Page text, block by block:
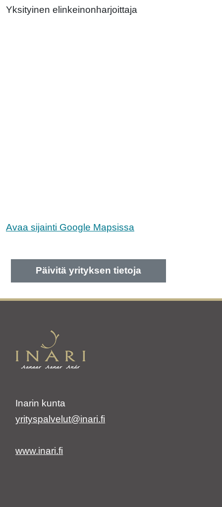
Yksityinen elinkeinonharjoittaja
Avaa sijainti Google Mapsissa
Päivitä yrityksen tietoja
Inarin kunta
yrityspalvelut@inari.fi
www.inari.fi